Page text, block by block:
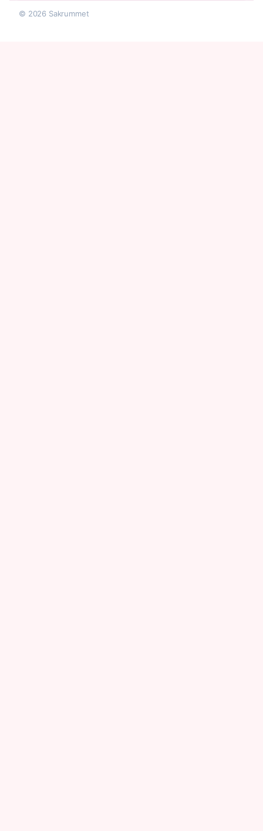
© 2026 Sakrummet